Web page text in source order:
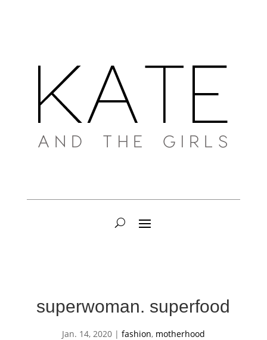
superwoman. superfood
Jan. 14, 2020| fashion, motherhood